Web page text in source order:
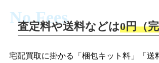
No Fees
査定料や送料などは0円（
宅配買取に掛かる「梱包キット料」「送